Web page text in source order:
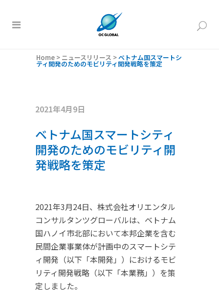
Home > ニュースリリース >ベトナム国スマートシ
ティ開発のためのモビリティ開発戦略を策定
2021年4月9日
ベトナム国スマートシティ
開発のためのモビリティ開
発戦略を策定
2021年3月24日、株式会社オリエンタル
コンサルタンツグローバルは、ベトナム
国ハノイ市北部において本邦企業を含む
民間企業事業体が計画中のスマートシテ
ィ開発（以下「本開発」）におけるモビ
リティ開発戦略（以下「本業務」）を策
定しました。